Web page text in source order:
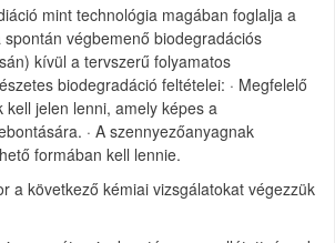
mint technológia magában foglalja a
végbemenő biodegradációs
kívül a tervszerű folyamatos
biodegradáció feltételei: · Megfelelő
kell jelen lenni, amely képes a
· A szennyezőanyagnak
formában kell lennie.
a következő kémiai vizsgálatokat végezzük